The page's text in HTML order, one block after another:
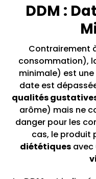
DDM :
Contrairement
consommation),
minimale) est une
date est
qualités
arôme) mais ne
danger pour les
cas, le produit
diététiquesavec